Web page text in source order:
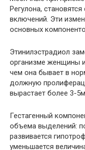
Регулона,
включений. Эти
основных
Этинилэстрадиол
организме женщины
чем она бывает в
должную
вырастает более 3-
Гестагенный
объема выделений:
развивается
уменьшается